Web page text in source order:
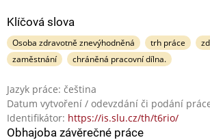
Klíčová slova
Osoba zdravotně znevýhodněná trh práce
zaměstnání
chráněná pracovní dílna.
Jazyk práce: čeština
Datum vytvoření / odevzdání či podání
Identifikátor: https://is.slu.cz/th/t6rio/
Obhajoba závěrečné práce